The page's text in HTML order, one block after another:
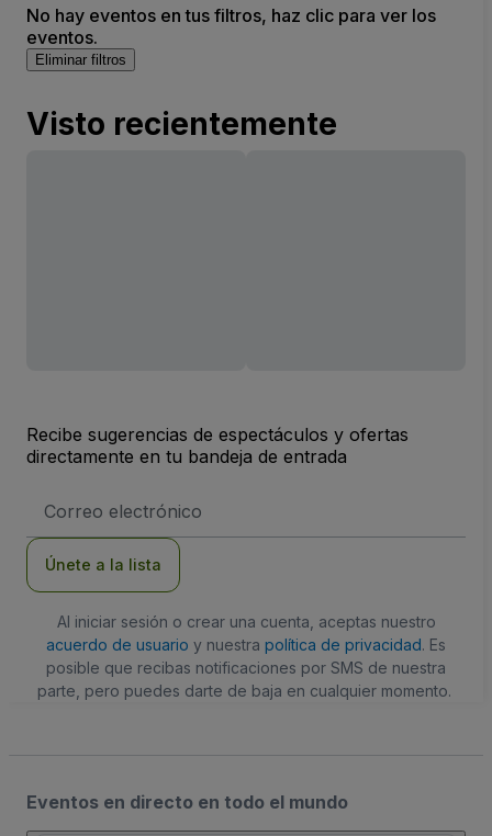
No hay eventos en tus filtros, haz clic para ver los
eventos.
Eliminar filtros
Visto recientemente
Recibe sugerencias de espectáculos y ofertas
directamente en tu bandeja de entrada
de
Únete a la lista
Al iniciar sesión o crear una cuenta, aceptas nuestro
acuerdo de usuario y nuestra política de privacidad. Es
posible que recibas notificaciones por SMS de nuestra
parte, pero puedes darte de baja en cualquier momento.
Eventos en directo en todo el mundo